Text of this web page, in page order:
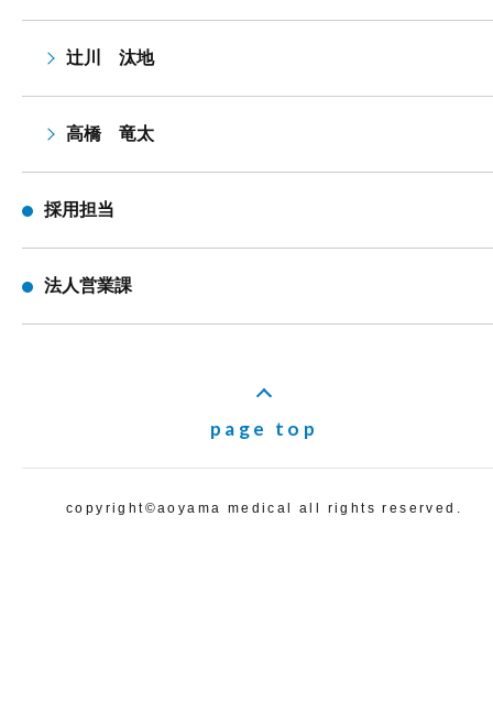
辻川 汰地
高橋 竜太
採用担当
法人営業課
page top
copyright©️aoyama medical all rights reserved.